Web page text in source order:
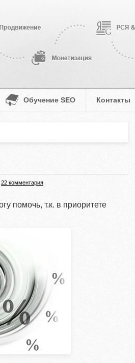
Обучение SEO Контакты
22 комментария
помочь, т.к. в приоритете